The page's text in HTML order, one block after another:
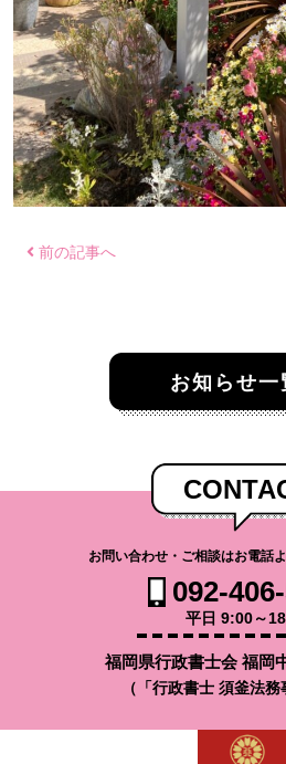
前の記事へ
お知らせ一
お問い合わせ・ご相談はお電話
092-
平日 9:00～
福岡県行政書士会 福岡
（「行政書士 須釜法務